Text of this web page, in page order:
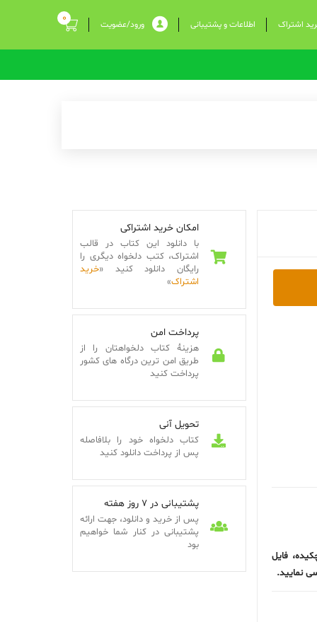
اشتراک اطلاعات و پشتیبانی ورود/عضویت 0
امکان خرید اشتراکی
با دانلود این کتاب در قالب
اشتراک، کتب دلخواه دیگری را
رایگان دانلود کنید «خرید
اشتراک»
پرداخت امن
هزینۀ کتاب دلخواهتان را از
طریق امن ترین درگاه های کشور
پرداخت کنید
تحویل آنی
کتاب دلخواه خود را بلافاصله
پس از پرداخت دانلود کنید
پشتیبانی در 7 روز هفته
پس از خرید و دانلود، جهت ارائه
پشتیبانی در کنار شما خواهیم
بود
فایل
نمایید.